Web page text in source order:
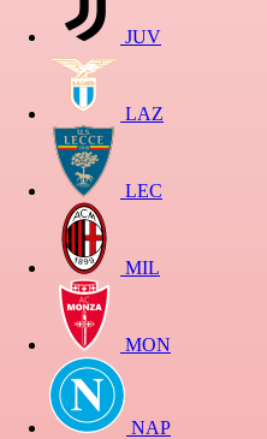
JUV
LAZ
LEC
MIL
MON
NAP